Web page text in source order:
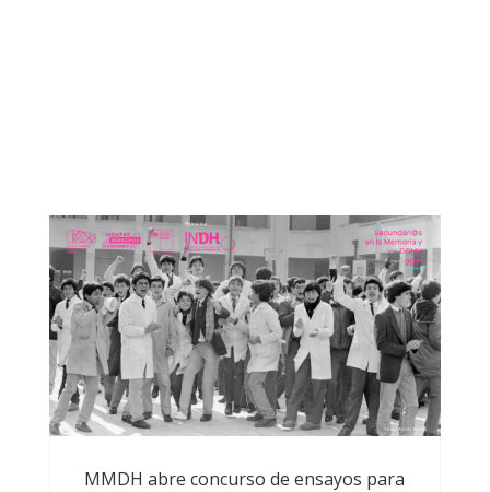
MMDH abre concurso de ensayos para